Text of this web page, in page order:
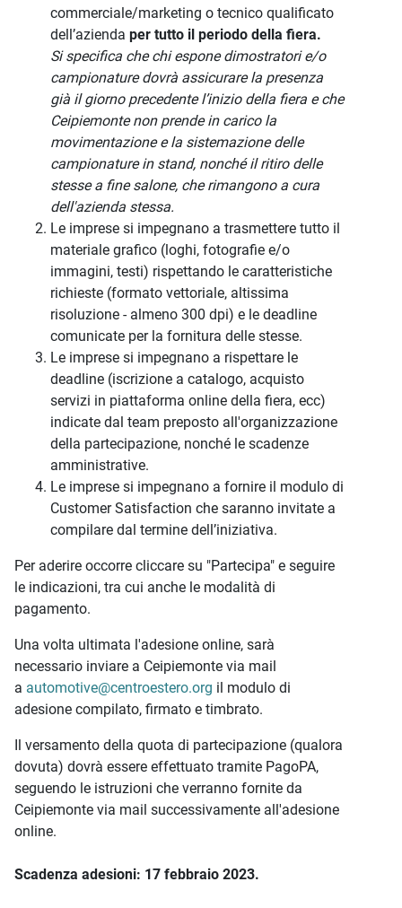
commerciale/marketing o tecnico qualificato
dell’azienda per tutto il periodo della fiera.
Si specifica che chi espone dimostratori e/o
campionature dovrà assicurare la presenza
già il giorno precedente l’inizio della fiera e che
Ceipiemonte non prende in carico la
movimentazione e la sistemazione delle
campionature in stand, nonché il ritiro delle
stesse a fine salone, che rimangono a cura
dell'azienda stessa.
Le imprese si impegnano a trasmettere tutto il
materiale grafico (loghi, fotografie e/o
immagini, testi) rispettando le caratteristiche
richieste (formato vettoriale, altissima
risoluzione - almeno 300 dpi) e le deadline
comunicate per la fornitura delle stesse.
Le imprese si impegnano a rispettare le
deadline (iscrizione a catalogo, acquisto
servizi in piattaforma online della fiera, ecc)
indicate dal team preposto all'organizzazione
della partecipazione, nonché le scadenze
amministrative.
Le imprese si impegnano a fornire il modulo di
Customer Satisfaction che saranno invitate a
compilare dal termine dell’iniziativa.
Per aderire occorre cliccare su "Partecipa" e seguire
le indicazioni, tra cui anche le modalità di
pagamento.
Una volta ultimata l'adesione online, sarà
necessario inviare a Ceipiemonte via mail
a automotive@centroestero.org il modulo di
adesione compilato, firmato e timbrato.
Il versamento della quota di partecipazione (qualora
dovuta) dovrà essere effettuato tramite PagoPA,
seguendo le istruzioni che verranno fornite da
Ceipiemonte via mail successivamente all'adesione
online.
Scadenza adesioni: 17 febbraio 2023.